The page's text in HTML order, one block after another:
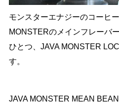
モンスターエナジーのコーヒ
MONSTERのメインフレーバ
ひとつ、JAVA MONSTER
す。
JAVA MONSTER MEAN